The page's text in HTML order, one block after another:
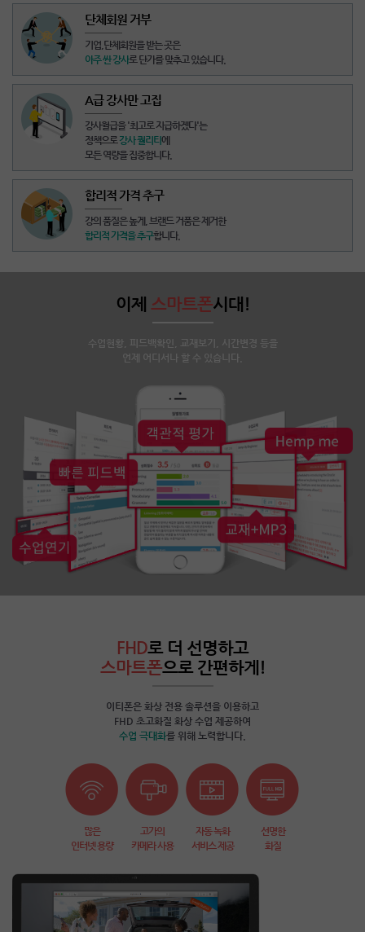
단체회원 거부
기업,단체회원을 받는 곳은
아주 싼 강사로 단가를 맞추고 있습니다.
A급 강사만 고집
강사월급을'최고로 지급하겠다'는
정책으로 강사 퀄리티에
모든 역량을 집중합니다.
합리적 가격 추구
강의 품질은 높게, 브랜드 거품은 제거한
합리적 가격을 추구합니다.
이제 스마트폰시대!
수업현황, 피드백확인, 교재보기, 시간변경 등을
언제 어디서나 할 수 있습니다.
FHD로 더 선명하고
스마트폰으로 간편하게!
이티폰은 화상 전용 솔루션을 이용하고
FHD 초고화질 화상 수업 제공하여
수업 극대화를 위해 노력합니다.
많은
인터넷 용량
고가의
카메라 사용
자동 녹화
서비스 제공
선명한
화질